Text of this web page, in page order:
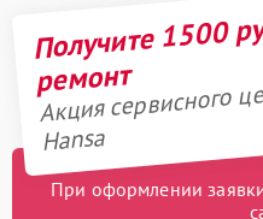
Получите 1500
ремонт
Акция сервисного
Hansa
При оформлении